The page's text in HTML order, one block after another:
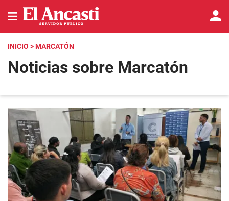
INICIO > MARCATÓN
Noticias sobre Marcatón